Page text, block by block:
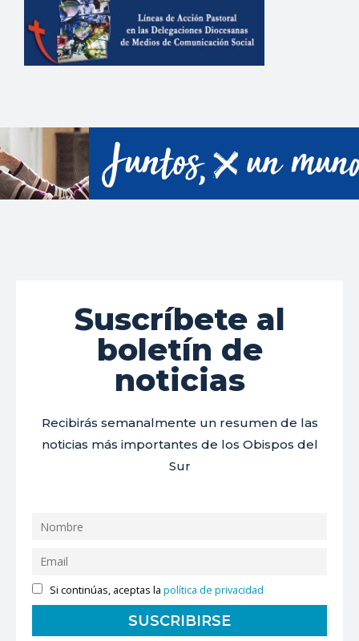
Suscríbete al
boletín de
noticias
Recibirás semanalmente un resumen de las
noticias más importantes de los Obispos del
Sur
Si continúas, aceptas lapolítica de privacidad